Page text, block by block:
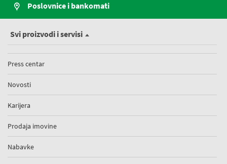
Poslovnice i bankomati
Svi proizvodi i servisi
Press centar
Novosti
Karijera
Prodaja imovine
Nabavke